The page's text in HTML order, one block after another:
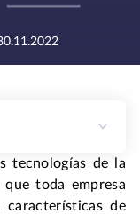
tecnologías de la
toda empresa
características de